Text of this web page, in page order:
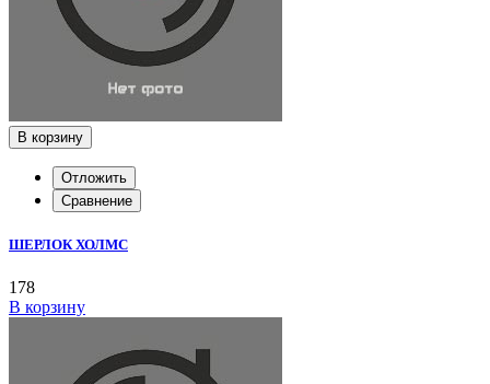
В корзину
Отложить
Сравнение
ШЕРЛОК ХОЛМС
178
В корзину